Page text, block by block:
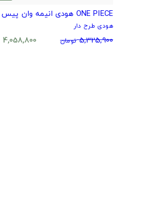
ONE PIECE هودی انیمه وان پیس
هودی طرح دار
5,325,900 تومان 4,058,800